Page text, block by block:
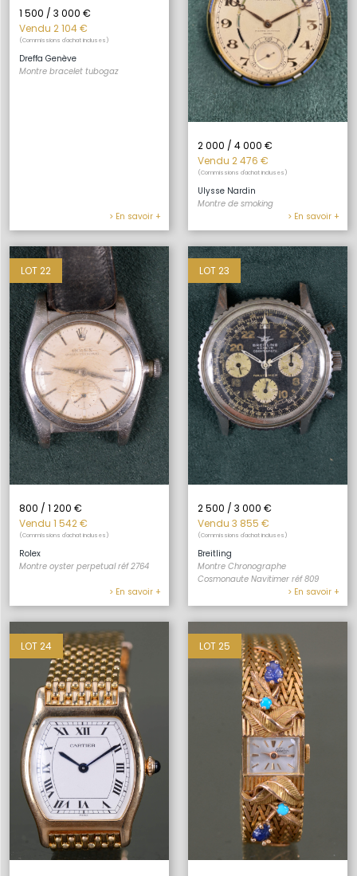
1 500 / 3 000 €
Vendu 2 104 €
(Commissions d'achat incluses)
Dreffa Genève
Montre bracelet tubogaz
> En savoir +
2 000 / 4 000 €
Vendu 2 476 €
(Commissions d'achat incluses)
Ulysse Nardin
Montre de smoking
> En savoir +
LOT 22
800 / 1 200 €
Vendu 1 542 €
(Commissions d'achat incluses)
Rolex
Montre oyster perpetual réf 2764
> En savoir +
LOT 23
2 500 / 3 000 €
Vendu 3 855 €
(Commissions d'achat incluses)
Breitling
Montre Chronographe
Cosmonaute Navitimer réf 809
> En savoir +
LOT 24 LOT 25